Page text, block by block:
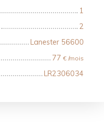
1
2
Lanester 56600
77 € /mois
LR2306034